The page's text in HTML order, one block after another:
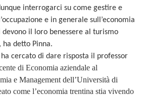
interrogarci su come gestire e
e in generale sull’economia
il loro benessere al turismo
ha detto Pinna.
cercato di dare risposta il professor
di Economia aziendale al
e Management dell’Università di
come l’economia trentina stia vivendo